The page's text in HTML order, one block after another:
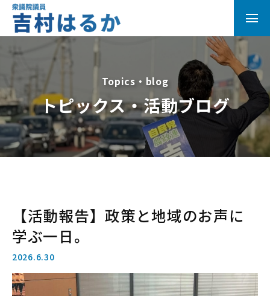
Topics・blog
トピックス・活動ブログ
【活動報告】政策と地域のお声に
学ぶ一日。
2026.6.30